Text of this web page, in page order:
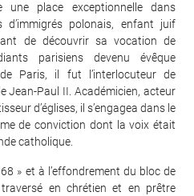
une place exceptionnelle dans
d’immigrés polonais, enfant juif
de découvrir sa vocation de
parisiens devenu évêque
Paris, il fut l’interlocuteur de
Jean-Paul II. Académicien, acteur
d’églises, il s’engagea dans le
de conviction dont la voix était
catholique.
» et à l’effondrement du bloc de
traversé en chrétien et en prêtre